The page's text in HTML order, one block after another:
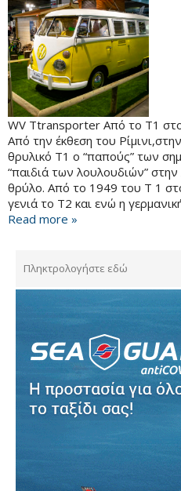
WV Ttransporter Από το Τ1
Από την έκθεση του
θρυλικό Τ1 ο “παπούς” των
“παιδιά των λουλουδιών”
θρύλο. Από το 1949 του Τ 1
γενιά το Τ2 και ενώ η
Read more »